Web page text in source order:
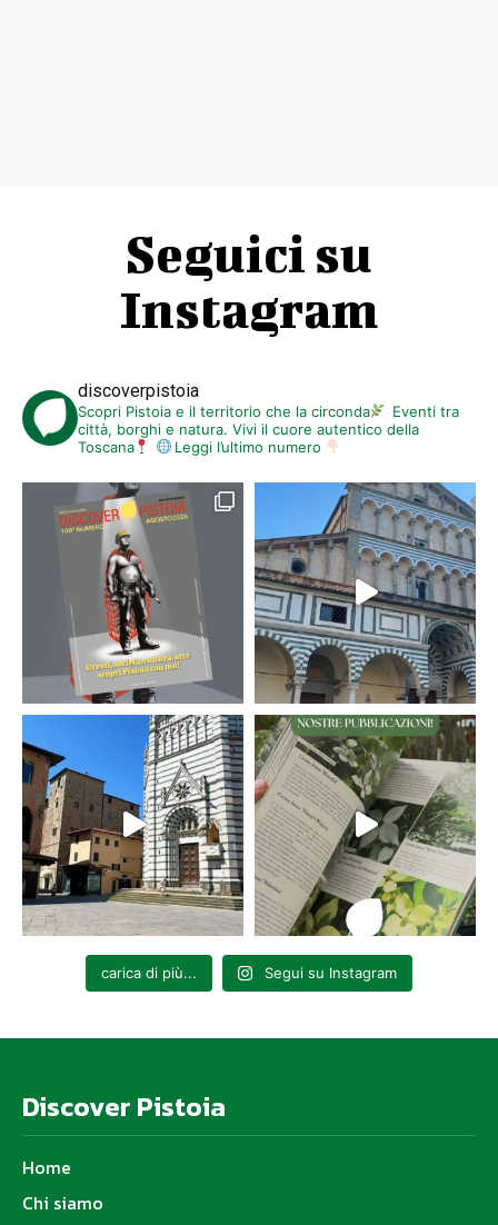
Seguici su
Instagram
discoverpistoia
Scopri Pistoia e il territorio che la circonda
Eventi tra
città, borghi e natura. Vivi il cuore autentico della
Toscana
Leggi l’ultimo numero
carica di più... Segui su Instagram
Discover Pistoia
Home
Chi siamo